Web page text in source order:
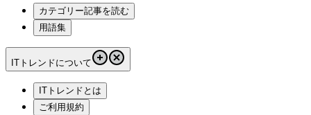
カテゴリー記事を読む
用語集
ITトレンドについて
ITトレンドとは
ご利用規約